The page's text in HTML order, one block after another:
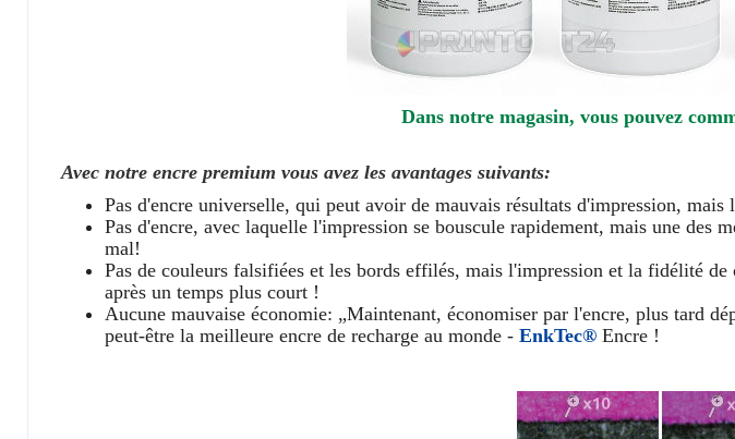
Dans notre magasin, vous pouvez
Avec notre encre premium vous avez les avantages suivants:
Pas d'encre universelle, qui peut avoir de mauvais résultats d'impression,
Pas d'encre, avec laquelle l'impression se bouscule rapidement, mais une des
mal!
Pas de couleurs falsifiées et les bords effilés, mais l'impression et la fidélité
après un temps plus court !
Aucune mauvaise économie: „Maintenant, économiser par l'encre, plus tard
peut-être la meilleure encre de recharge au monde - EnkTec® Encre !